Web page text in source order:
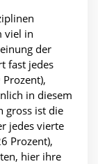
viel in
der
fast jedes
in diesem
gross ist die
jedes vierte
Prozent),
hier ihre